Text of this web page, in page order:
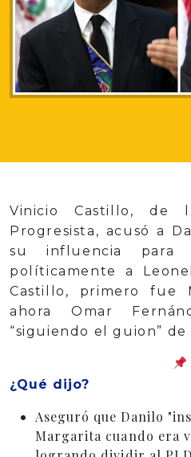
Vinicio Castillo, de
Progresista, acusó a
su influencia para
políticamente a
Castillo, primero fue
ahora Omar
“siguiendo el guion” de
¿Qué dijo?
Aseguró que Danilo
Margarita cuando era